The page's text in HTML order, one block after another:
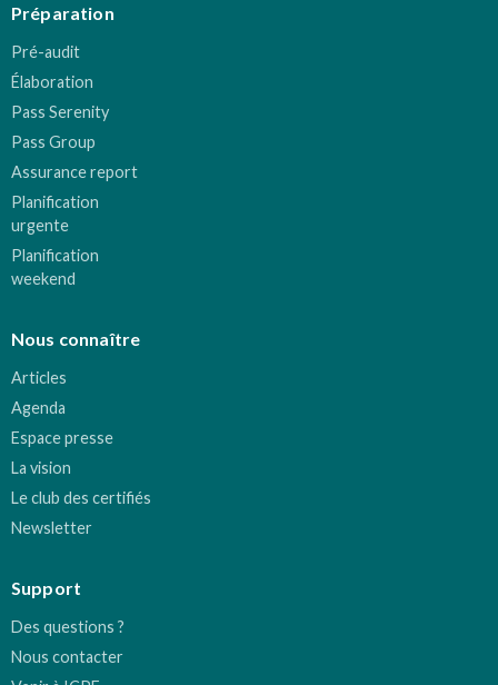
Préparation
Pré-audit
Élaboration
Pass Serenity
Pass Group
Assurance report
Planification
urgente
Planification
weekend
Nous connaître
Articles
Agenda
Espace presse
La vision
Le club des certifiés
Newsletter
Support
Des questions ?
Nous contacter